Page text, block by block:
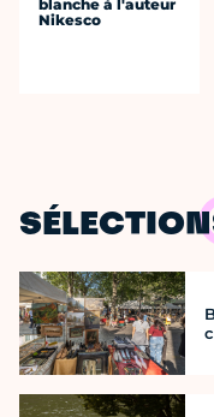
blanche à l'auteur
Nikesco